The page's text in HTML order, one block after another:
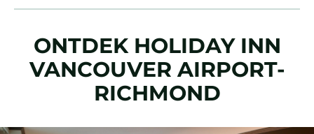
ONTDEK HOLIDAY INN
VANCOUVER AIRPORT-
RICHMOND